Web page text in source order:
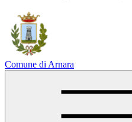
Comune di Arnara